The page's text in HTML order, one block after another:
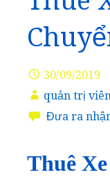
30/09/2019
quản trị viên
Đưa ra
Thuê